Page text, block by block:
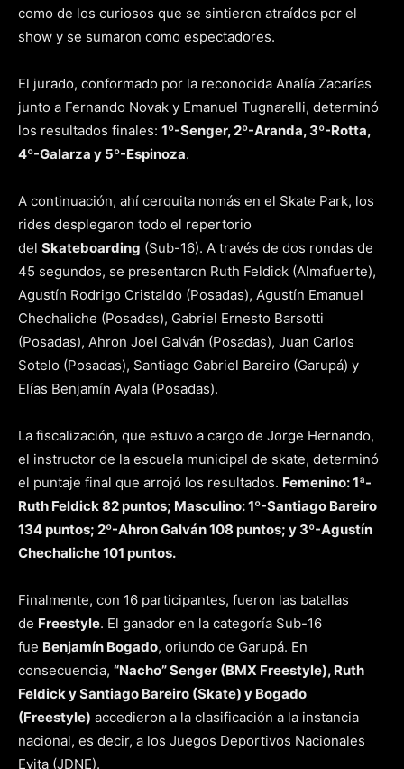
como de los curiosos que se sintieron atraídos por el
show y se sumaron como espectadores.
El jurado, conformado por la reconocida Analía Zacarías
junto a Fernando Novak y Emanuel Tugnarelli, determinó
los resultados finales: 1º-Senger, 2º-Aranda, 3º-Rotta,
4º-Galarza y 5º-Espinoza.
A continuación, ahí cerquita nomás en el Skate Park, los
rides desplegaron todo el repertorio
del Skateboarding (Sub-16). A través de dos rondas de
45 segundos, se presentaron Ruth Feldick (Almafuerte),
Agustín Rodrigo Cristaldo (Posadas), Agustín Emanuel
Chechaliche (Posadas), Gabriel Ernesto Barsotti
(Posadas), Ahron Joel Galván (Posadas), Juan Carlos
Sotelo (Posadas), Santiago Gabriel Bareiro (Garupá) y
Elías Benjamín Ayala (Posadas).
La fiscalización, que estuvo a cargo de Jorge Hernando,
el instructor de la escuela municipal de skate, determinó
el puntaje final que arrojó los resultados. Femenino: 1ª-
Ruth Feldick 82 puntos; Masculino: 1º-Santiago Bareiro
134 puntos; 2º-Ahron Galván 108 puntos; y 3º-Agustín
Chechaliche 101 puntos.
Finalmente, con 16 participantes, fueron las batallas
de Freestyle. El ganador en la categoría Sub-16
fue Benjamín Bogado, oriundo de Garupá. En
consecuencia, “Nacho” Senger (BMX Freestyle), Ruth
Feldick y Santiago Bareiro (Skate) y Bogado
(Freestyle) accedieron a la clasificación a la instancia
nacional, es decir, a los Juegos Deportivos Nacionales
Evita (JDNE).